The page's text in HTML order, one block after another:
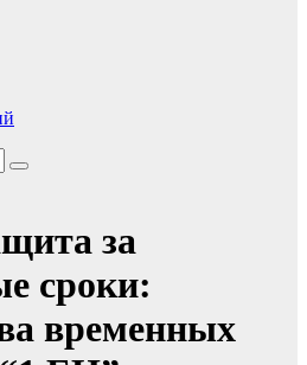
за
сроки:
временных